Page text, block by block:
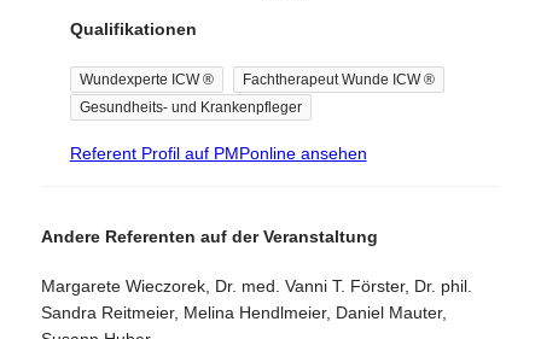
Grundlagen
des
06/2008
Weiterbildung
zum
e.V.
2016 Gründung
der
Regionalgruppe
2011 Gründung
2007 Gründung
Wundexperten
Qualifikationen
Wundexperte ICW ®
Fachtherapeut Wunde ICW ®
Gesundheits- und Krankenpfleger
Referent Profil auf PMPonline ansehen
Andere Referenten auf der Veranstaltung
Margarete Wieczorek, Dr. med. Vanni T. Förster, Dr. phil.
Sandra Reitmeier, Melina Hendlmeier, Daniel Mauter,